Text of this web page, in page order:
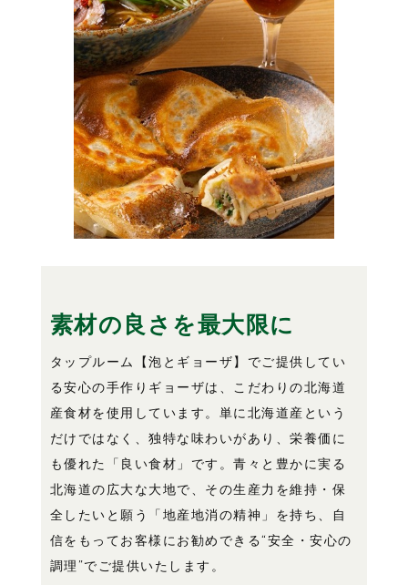
素材の良さを最大限に
タップルーム【泡とギョーザ】でご提供してい
る安心の手作りギョーザは、こだわりの北海道
産食材を使用しています。単に北海道産という
だけではなく、独特な味わいがあり、栄養価に
も優れた「良い食材」です。青々と豊かに実る
北海道の広大な大地で、その生産力を維持・保
全したいと願う「地産地消の精神」を持ち、自
信をもってお客様にお勧めできる“安全・安心の
調理”でご提供いたします。